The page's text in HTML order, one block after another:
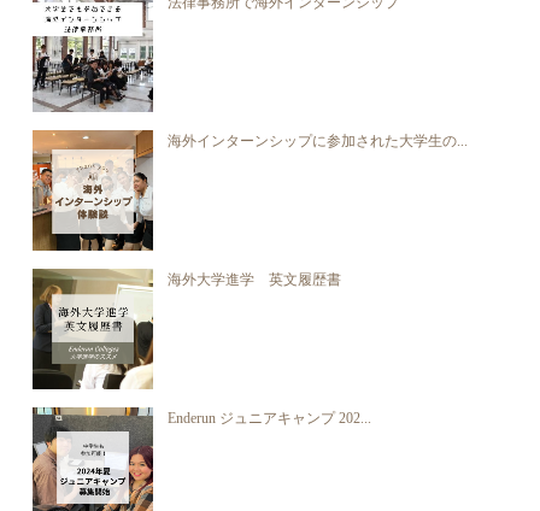
海外インターンシップに参加された大学生の...
海外大学進学 英文履歴書
Enderun ジュニアキャンプ 202...